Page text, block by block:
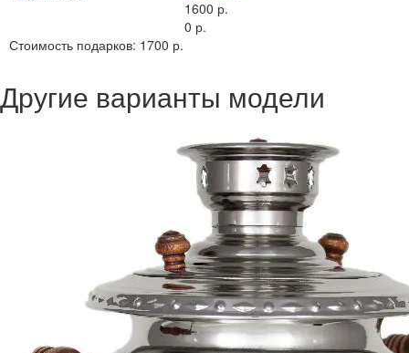
1600 р.
0 р.
Стоимость подарков: 1700 р.
Другие варианты модели